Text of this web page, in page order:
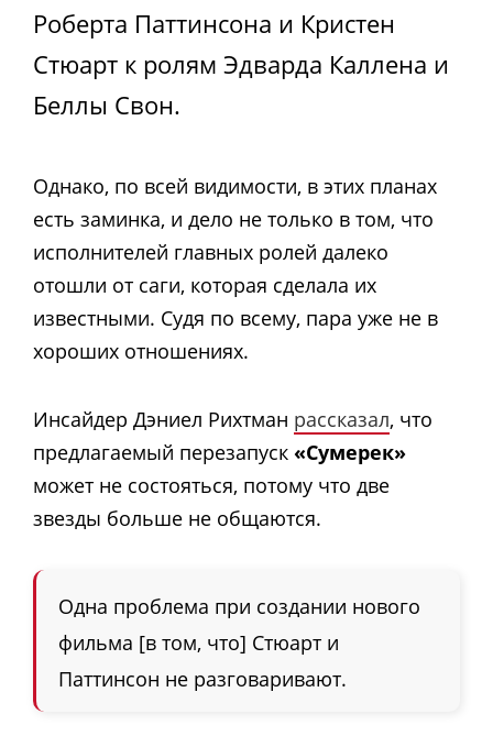
Роберта Паттинсона и Кристен
Стюарт к ролям Эдварда Каллена и
Беллы Свон.
Однако, по всей видимости, в этих планах
есть заминка, и дело не только в том, что
исполнителей главных ролей далеко
отошли от саги, которая сделала их
известными. Судя по всему, пара уже не в
хороших отношениях.
Инсайдер Дэниел Рихтман рассказал, что
предлагаемый перезапуск «Сумерек»
может не состояться, потому что две
звезды больше не общаются.
Одна проблема при создании нового
фильма [в том, что] Стюарт и
Паттинсон не разговаривают.